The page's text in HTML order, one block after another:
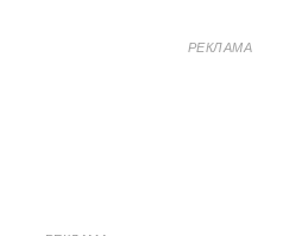
РЕКЛАМА